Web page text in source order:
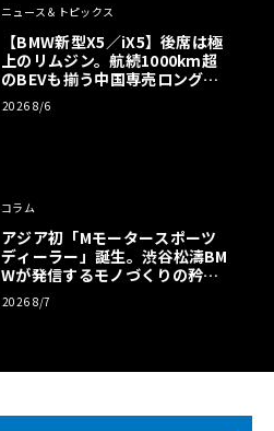
ニュース＆トピックス
【BMW新型X5／iX5】後席は極
上のリムジン。航続1000km超
のBEVも揃う中国専売ロング仕
様の全貌
2026 8/6
コラム
アジア初「Mモータースポーツ
ディーラー」誕生。渋谷松濤BM
Wが発信するモノづくりの矜持
【木下隆之コラム】
2026 8/7